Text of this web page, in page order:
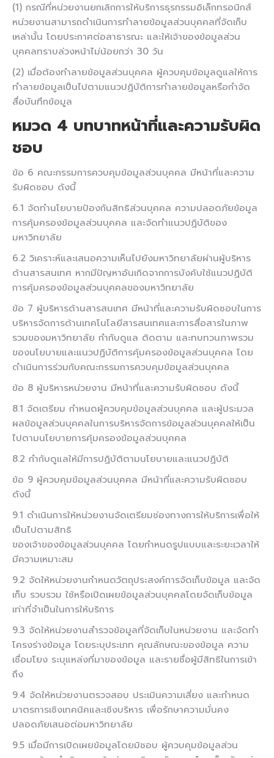
(1) กรณีที่หน่วยงานยกเลิกการให้บริการธุรกรรมอิเล็กทรอนิกส์
หน่วยงานสามารถดำเนินการทำลายข้อมูลส่วนบุคคลที่จัดเก็บ
เหล่านั้น โดยประกาศต่อสาธารณะ และให้เจ้าของข้อมูลส่วน
บุคคลทราบล่วงหน้าไม่น้อยกว่า 30 วัน
(2) เมื่อต้องทำลายข้อมูลส่วนบุคคล ผู้ควบคุมข้อมูลดูแลให้การ
ทำลายข้อมูลเป็นไปตามแนวปฏิบัติการทำลายข้อมูลหรือกำจัด
สื่อบันทึกข้อมูล
หมวด 4 บทบาทหน้าที่และความรับผิด
ชอบ
ข้อ 6 คณะกรรมการควบคุมข้อมูลส่วนบุคคล มีหน้าที่และความ
รับผิดชอบ ดังนี้
6.1 จัดทำนโยบายป้องกันสิทธิส่วนบุคคล ความปลอดภัยข้อมูล
การคุ้มครองข้อมูลส่วนบุคคล และจัดทำแนวปฏิบัติของ
มหาวิทยาลัย
6.2 วิเคราะห์และเสนอความเห็นไปยังมหาวิทยาลัยผ่านผู้บริหาร
ด้านสารสนเทศ หากมีปัญหาอันเกิดจากการบังคับใช้แนวปฏิบัติ
การคุ้มครองข้อมูลส่วนบุคคลของมหาวิทยาลัย
ข้อ 7 ผู้บริหารด้านสารสนเทศ มีหน้าที่และความรับผิดชอบในการ
บริหารจัดการด้านเทคโนโลยีสารสนเทศและการสื่อสารในภาพ
รวมของมหาวิทยาลัย กำกับดูแล ติดตาม และทบทวนภาพรวม
ของนโยบายและแนวปฏิบัติการคุ้มครองข้อมูลส่วนบุคคล โดย
ดำเนินการร่วมกับคณะกรรมการควบคุมข้อมูลส่วนบุคคล
ข้อ 8 ผู้บริหารหน่วยงาน มีหน้าที่และความรับผิดชอบ ดังนี้
8.1 จัดเตรียม กำหนดผู้ควบคุมข้อมูลส่วนบุคคล และผู้ประมวล
ผลข้อมูลส่วนบุคคลในการบริหารจัดการข้อมูลส่วนบุคคลให้เป็น
ไปตามนโยบายการคุ้มครองข้อมูลส่วนบุคคล
8.2 กำกับดูแลให้มีการปฏิบัติตามนโยบายและแนวปฏิบัติ
ข้อ 9 ผู้ควบคุมข้อมูลส่วนบุคคล มีหน้าที่และความรับผิดชอบ
ดังนี้
9.1 ดำเนินการให้หน่วยงานจัดเตรียมช่องทางการให้บริการเพื่อให้
เป็นไปตามสิทธิ
ของเจ้าของข้อมูลส่วนบุคคล โดยกำหนดรูปแบบและระยะเวลาให้
มีความเหมาะสม
9.2 จัดให้หน่วยงานกำหนดวัตถุประสงค์การจัดเก็บข้อมูล และจัด
เก็บ รวบรวม ใช้หรือเปิดเผยข้อมูลส่วนบุคคลโดยจัดเก็บข้อมูล
เท่าที่จำเป็นในการให้บริการ
9.3 จัดให้หน่วยงานสำรวจข้อมูลที่จัดเก็บในหน่วยงาน และจัดทำ
โครงร่างข้อมูล โดยระบุประเภท คุณลักษณะของข้อมูล ความ
เชื่อมโยง ระบุแหล่งที่มาของข้อมูล และรายชื่อผู้มีสิทธิในการเข้า
ถึง
9.4 จัดให้หน่วยงานตรวจสอบ ประเมินความเสี่ยง และกำหนด
มาตรการเชิงเทคนิคและเชิงบริหาร เพื่อรักษาความมั่นคง
ปลอดภัยเสนอต่อมหาวิทยาลัย
9.5 เมื่อมีการเปิดเผยข้อมูลโดยมิชอบ ผู้ควบคุมข้อมูลส่วน